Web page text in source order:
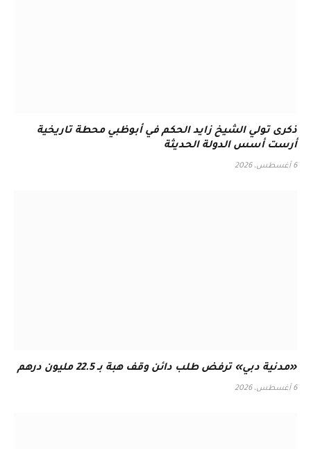
ذكرى تولي الشيخ زايد الحكم في أبوظبي محطة تاريخية
أرست أسس الدولة الحديثة
6 أغسطس، 2026
«مدنية دبي» ترفض طلب دائن وقف هبة بـ 22.5 مليون درهم
6 أغسطس، 2026